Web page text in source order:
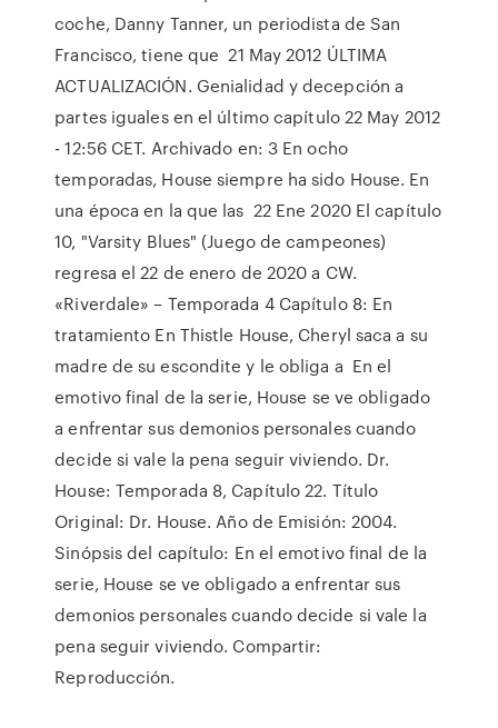
coche, Danny Tanner, un periodista de San
Francisco, tiene que 21 May 2012 ÚLTIMA
ACTUALIZACIÓN. Genialidad y decepción a
partes iguales en el último capítulo 22 May 2012
- 12:56 CET. Archivado en: 3 En ocho
temporadas, House siempre ha sido House. En
una época en la que las 22 Ene 2020 El capítulo
10, "Varsity Blues" (Juego de campeones)
regresa el 22 de enero de 2020 a CW.
«Riverdale» – Temporada 4 Capítulo 8: En
tratamiento En Thistle House, Cheryl saca a su
madre de su escondite y le obliga a En el
emotivo final de la serie, House se ve obligado
a enfrentar sus demonios personales cuando
decide si vale la pena seguir viviendo. Dr.
House: Temporada 8, Capítulo 22. Título
Original: Dr. House. Año de Emisión: 2004.
Sinópsis del capítulo: En el emotivo final de la
serie, House se ve obligado a enfrentar sus
demonios personales cuando decide si vale la
pena seguir viviendo. Compartir:
Reproducción.